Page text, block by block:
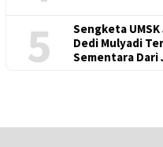
5
Sengketa
Dedi Mulyadi
Sementara Dari